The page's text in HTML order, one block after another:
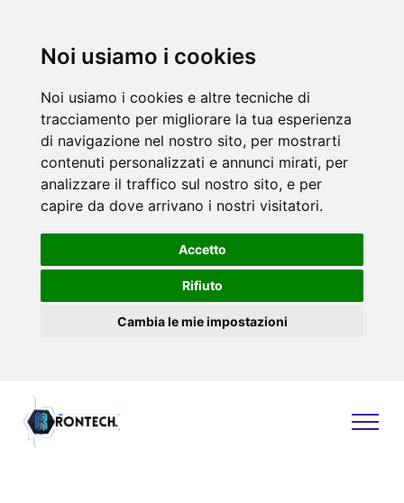
Noi usiamo i cookies
Noi usiamo i cookies e altre tecniche di
tracciamento per migliorare la tua esperienza
di navigazione nel nostro sito, per mostrarti
contenuti personalizzati e annunci mirati, per
analizzare il traffico sul nostro sito, e per
capire da dove arrivano i nostri visitatori.
Accetto
Rifiuto
Cambia le mie impostazioni